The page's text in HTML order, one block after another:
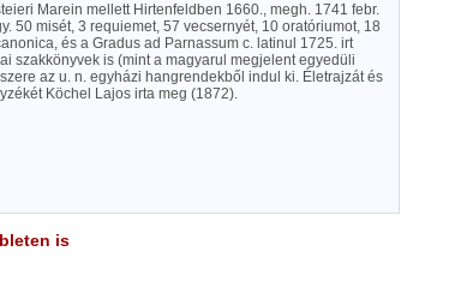
Marein mellett Hirtenfeldben 1660., megh. 1741 febr.
50 misét, 3 requiemet, 57 vecsernyét, 10 oratóriumot, 18
és a Gradus ad Parnassum c. latinul 1725. irt
szakkönyvek is (mint a magyarul megjelent egyedüli
az u. n. egyházi hangrendekből indul ki. Életrajzát és
Köchel Lajos irta meg (1872).
is